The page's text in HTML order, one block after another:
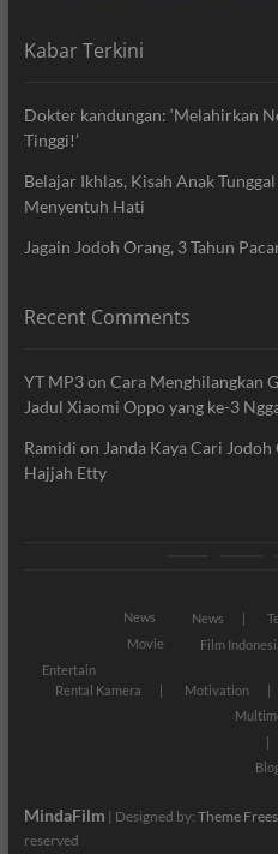
Kabar Terkini
Dokter kandungan: ‘Melahirkan
Tinggi!’
Belajar Ikhlas, Kisah Anak
Menyentuh Hati
Jagain Jodoh Orang, 3 Tahun
Recent Comments
YT MP3on Cara Menghilangkan
Jadul Xiaomi Oppo yang ke-3
Ramidi on Janda Kaya Cari
Hajjah Etty
News News
Movie
Film
Entertain
Rental Kamera
Motivation
MindaFilm | Designed by: Theme
reserved